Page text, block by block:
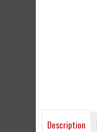
Description